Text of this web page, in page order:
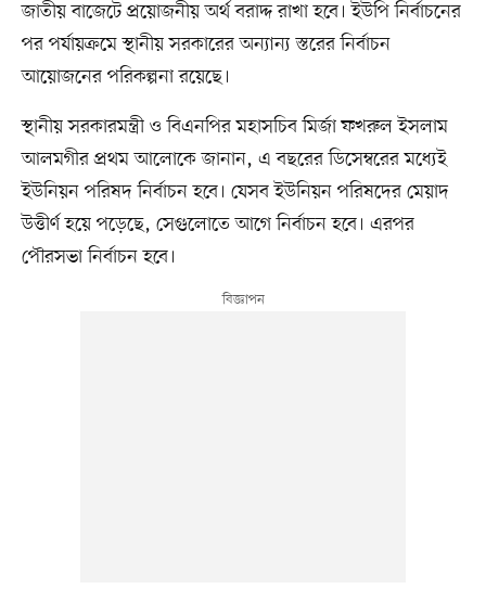
জাতীয় বাজেটে প্রয়োজনীয় অর্থ বরাদ্দ রাখা হবে। ইউপি নির্বাচনের
পর পর্যায়ক্রমে স্থানীয় সরকারের অন্যান্য স্তরের নির্বাচন
আয়োজনের পরিকল্পনা রয়েছে।
স্থানীয় সরকারমন্ত্রী ও বিএনপির মহাসচিব মির্জা ফখরুল ইসলাম
আলমগীর প্রথম আলোকে জানান, এ বছরের ডিসেম্বরের মধ্যেই
ইউনিয়ন পরিষদ নির্বাচন হবে। যেসব ইউনিয়ন পরিষদের মেয়াদ
উত্তীর্ণ হয়ে পড়েছে, সেগুলোতে আগে নির্বাচন হবে। এরপর
পৌরসভা নির্বাচন হবে।